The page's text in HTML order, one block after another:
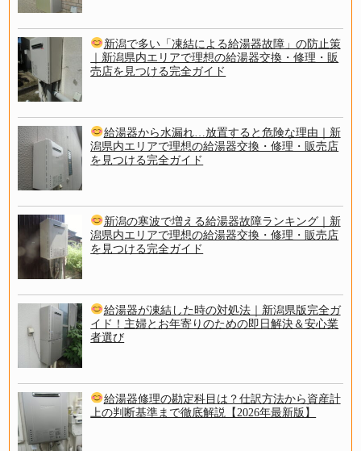
新潟で多い「凍結による給湯器故障」の防止策
｜新潟県内エリアで理想の給湯器交換・修理・販
売店を見つける完全ガイド
給湯器から水漏れ…放置すると危険な理由｜新
潟県内エリアで理想の給湯器交換・修理・販売店
を見つける完全ガイド
新潟の寒波で増える給湯器故障ランキング｜新
潟県内エリアで理想の給湯器交換・修理・販売店
を見つける完全ガイド
給湯器が凍結した時の対処法｜新潟県版完全ガ
イド！主婦とお年寄りのための即日解決＆安心業
者選び
給湯器修理の勘定科目は？仕訳方法から資産計
上の判断基準まで徹底解説【2026年最新版】